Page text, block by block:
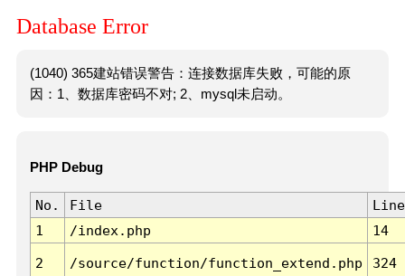
Database Error
(1040) 365建站错误警告：连接数据库失败，可能的原
因：1、数据库密码不对; 2、mysql未启动。
PHP Debug
No. File
Line
1
/index.php 14
2 /source/function/function_extend.php 324